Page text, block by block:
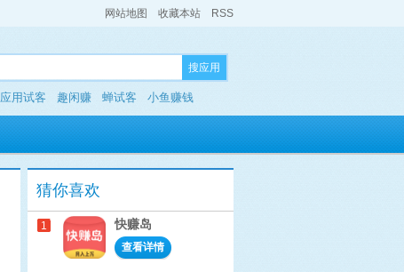
网站地图 收藏本站 RSS
搜应用
应用试客 趣闲赚 蝉试客 小鱼赚钱
猜你喜欢
1 快赚岛
查看详情